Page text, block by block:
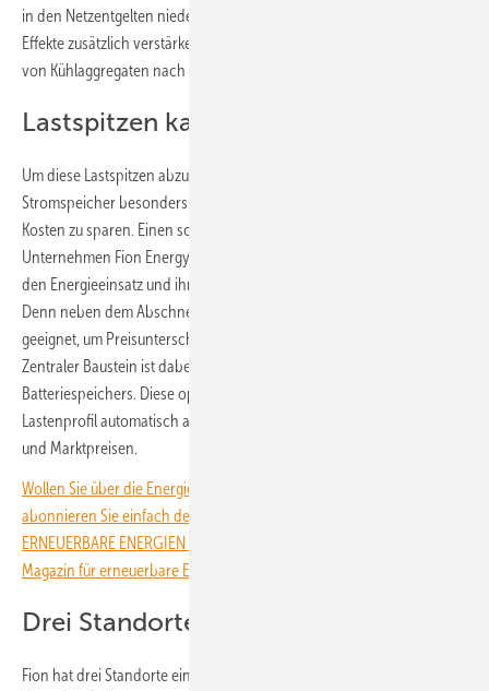
in den Netzentgelten niederschlagen. Kühlhäuser können diese
Effekte zusätzlich verstärken, zum Beispiel durch zeitgleiches Anlaufen
von Kühlaggregaten nach Schaltzyklen.
Lastspitzen kappen
Um diese Lastspitzen abzuschneiden, eignen sich intelligente
Stromspeicher besonders gut, um wirkungsvoll gegenzusteuern und
Kosten zu sparen. Einen solchen Speicher hat das Berliner
Unternehmen Fion Energy entwickelt. Mit ihm können Unternehmen
den Energieeinsatz und ihre Energiekosten nachhaltig optimieren.
Denn neben dem Abschneiden von Lastspitzen ist der Speicher
geeignet, um Preisunterschiede am Strommarkt profitabel zu nutzen.
Zentraler Baustein ist dabei die selbstentwickelte KI-Steuerung des
Batteriespeichers. Diese optimiert den Strombezug und das
Lastenprofil automatisch auf Basis von Verbrauchsmustern, Tarifen
und Marktpreisen.
Wollen Sie über die Energiewende auf dem Laufenden bleiben? Dann
abonnieren Sie einfach den kostenlosen Newsletter von
ERNEUERBARE ENERGIEN – dem größten verbandsunabhängigen
Magazin für erneuerbare Energien in Deutschland!
Drei Standorte ausgestattet
Fion hat drei Standorte eines Lebensmittelproduzenten mit